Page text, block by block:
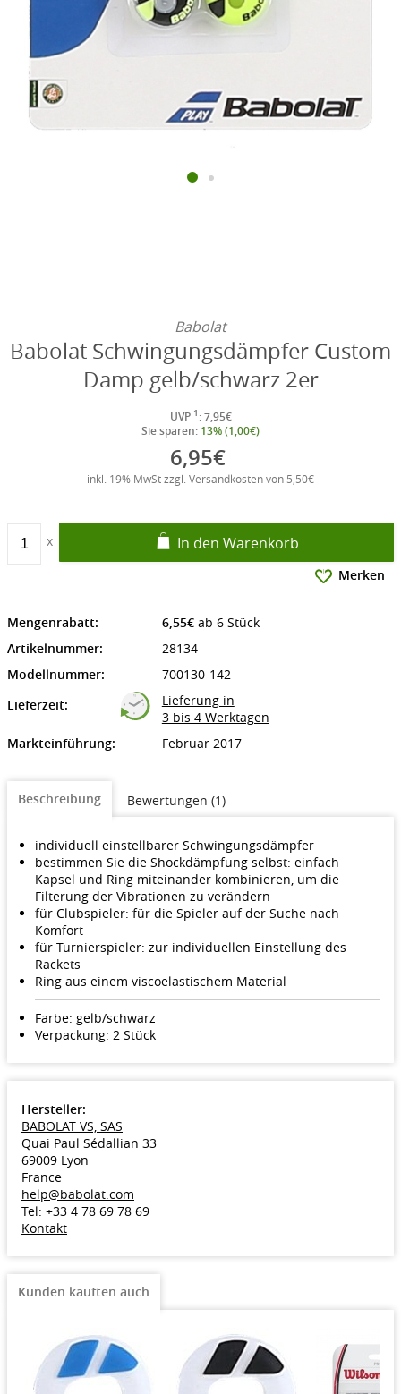
Babolat
Babolat Schwingungsdämpfer Custom
Damp gelb/schwarz 2er
UVP 1 : 7,95€
Sie sparen: 13% (1,00€)
6,95€
inkl. 19% MwSt zzgl. Versandkosten von 5,50€
In den Warenkorb
Merken
Mengenrabatt: 6,55€ab 6 Stück
Artikelnummer:
28134
Modellnummer:
700130-142
Lieferzeit:
Lieferung in
3 bis 4 Werktagen
Markteinführung:
Februar 2017
Beschreibung Bewertungen (1)
individuell einstellbarer Schwingungsdämpfer
bestimmen Sie die Shockdämpfung selbst: einfach
Kapsel und Ring miteinander kombinieren, um die
Filterung der Vibrationen zu verändern
für Clubspieler: für die Spieler auf der Suche nach
Komfort
für Turnierspieler: zur individuellen Einstellung des
Rackets
Ring aus einem viscoelastischem Material
Farbe: gelb/schwarz
Verpackung: 2 Stück
Hersteller:
BABOLAT VS, SAS
Quai Paul Sédallian 33
69009 Lyon
France
help@babolat.com
Tel: +33 4 78 69 78 69
Kontakt
Kunden kauften auch